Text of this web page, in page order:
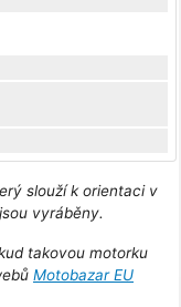
slouží k orientaci v
vyráběny.
takovou motorku
Motobazar EU